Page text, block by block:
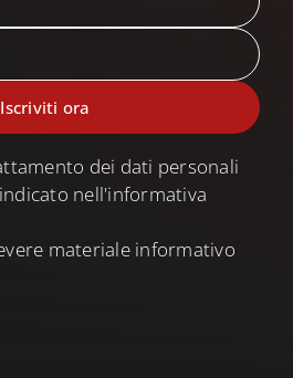
dei dati personali
nell'informativa
materiale informativo